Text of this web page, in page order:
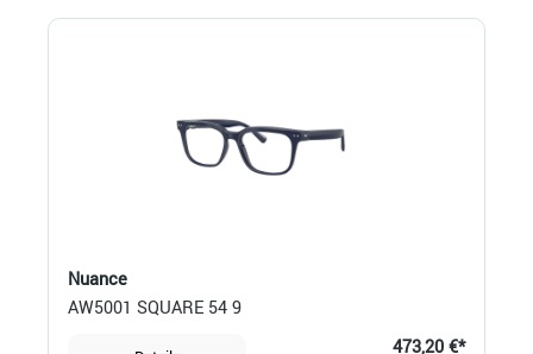
Nuance
AW5001 SQUARE 54 9
473,20 €*